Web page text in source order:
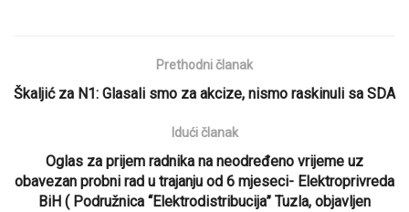
Prethodni članak
Škaljić za N1: Glasali smo za akcize, nismo raskinuli sa SDA
Idući članak
Oglas za prijem radnika na neodređeno vrijeme uz
obavezan probni rad u trajanju od 6 mjeseci- Elektroprivreda
BiH ( Podružnica “Elektrodistribucija” Tuzla, objavljen